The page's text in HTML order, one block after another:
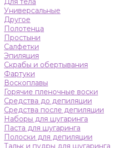
Универсальные
Другое
Полотенца
Простыни
Салфетки
Эпиляция
Скрабы и обертывания
Фартуки
Воскоплавы
Горячие пленочные воски
Средства до депиляции
Средства после депиляции
Наборы для шугаринга
Паста для шугаринга
Полоски для депиляции
Тальк и пудры для шугаринга